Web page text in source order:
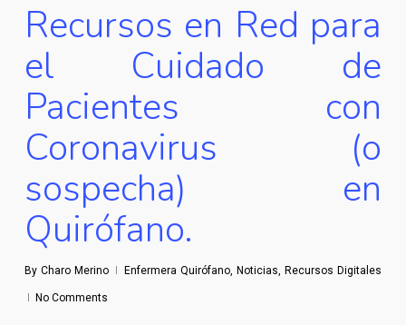
Recursos en Red para
el Cuidado de
Pacientes con
Coronavirus (o
sospecha) en
Quirófano.
By Charo Merino Enfermera Quirófano, Noticias, Recursos Digitales
No Comments